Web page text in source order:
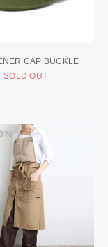
CAP BUCKLE
SOLD OUT